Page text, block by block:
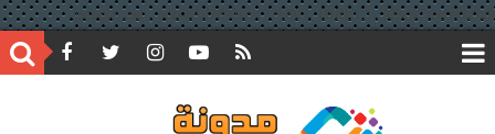
google.com, pub-6597891051776804, DIRECT, f08c47fec0942fa0